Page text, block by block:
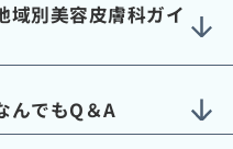
域別美容皮膚科ガイ
んでもQ＆A